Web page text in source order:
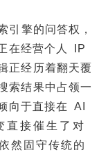
擎的问答权，
在经营个人 IP
正经历着翻天覆
索结果中占领一
向于直接在 AI
直接催生了对
然固守传统的